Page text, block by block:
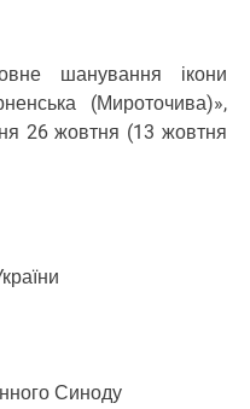
шанування ікони
(Мироточива)»,
26 жовтня (13 жовтня
Синоду